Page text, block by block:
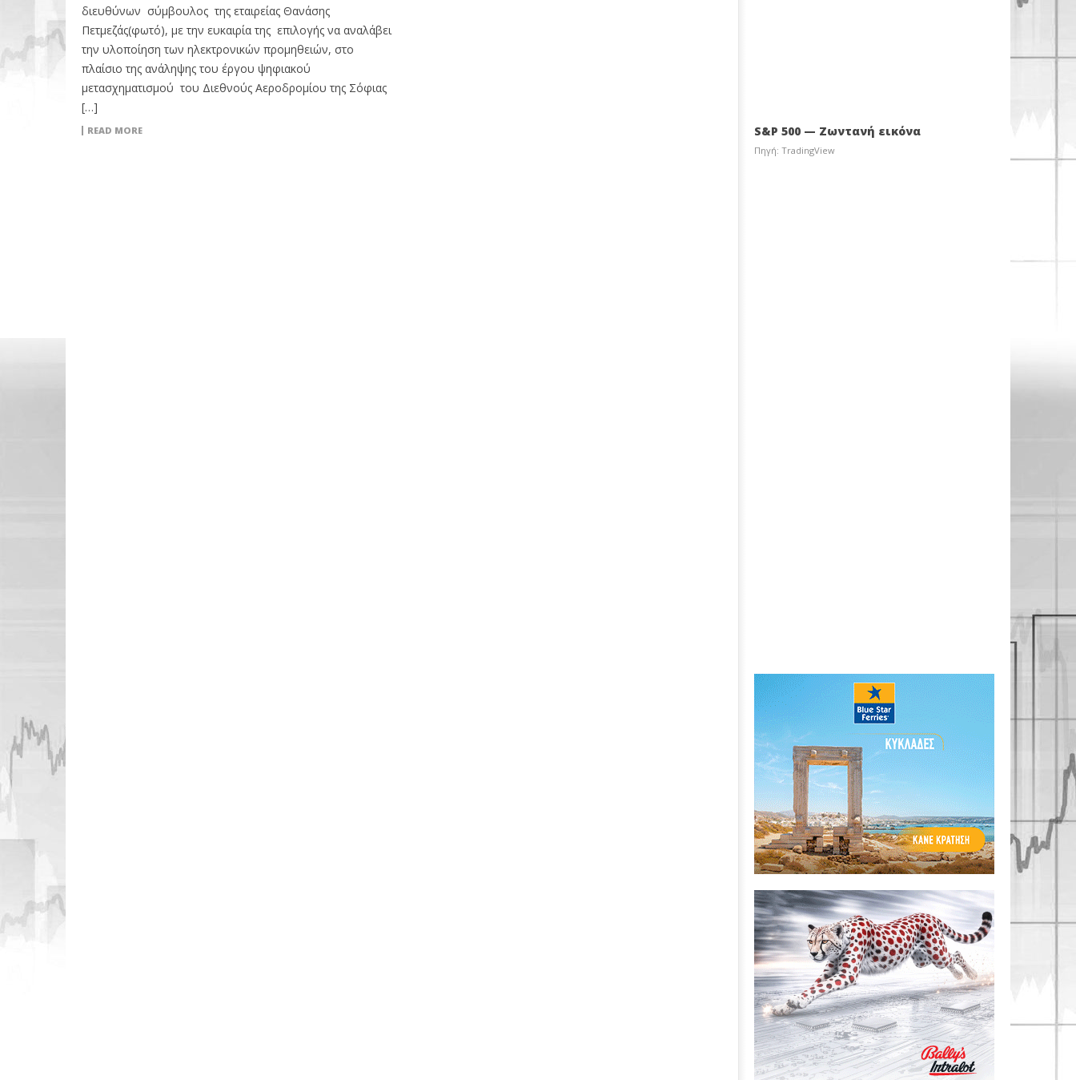
διευθύνων σύμβουλος της εταιρείας Θανάσης
Πετμεζάς(φωτό), με την ευκαιρία της επιλογής να αναλάβει
την υλοποίηση των ηλεκτρονικών προμηθειών, στο
πλαίσιο της ανάληψης του έργου ψηφιακού
μετασχηματισμού του Διεθνούς Αεροδρομίου της Σόφιας
[…]
READ MORE S&P 500 — Ζωντανή εικόνα
Πηγή: TradingView